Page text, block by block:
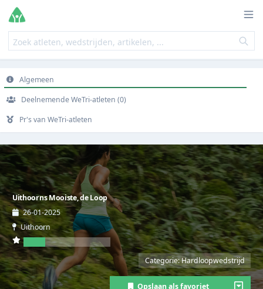
Algemeen
Deelnemende WeTri-atleten (0)
Pr's van WeTri-atleten
Uithoorns Mooiste, de Loop
26-01-2025
Uithoorn
Categorie: Hardloopwedstrijd
Opslaan als favoriet